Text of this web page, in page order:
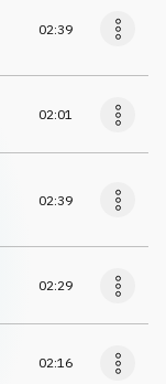
02:39
02:01
02:39
02:29
02:16